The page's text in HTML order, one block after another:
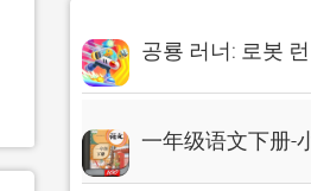
공룡 러너: 로봇
一年级语文下册-